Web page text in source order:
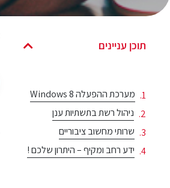
תוכן עניינים
מערכת ההפעלה Windows 8
ניהול רשת בתשתיות ענן
שרותי מחשוב ציבוריים
ידע רחב ומקיף – היתרון שלכם !